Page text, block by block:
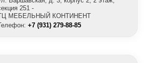
251 -
МЕБЕЛЬНЫЙ КОНТИНЕНТ
+7 (931) 279-88-85